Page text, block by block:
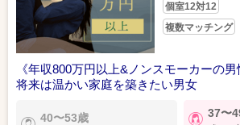
個室12対12
複数マッチング
《年収800万円以上&ノンスモーカーの男
将来は温かい家庭を築きたい男女
40〜53歳 37〜